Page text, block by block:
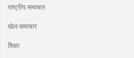
राष्ट्रीय समाचार
खेल समाचार
शिक्षा